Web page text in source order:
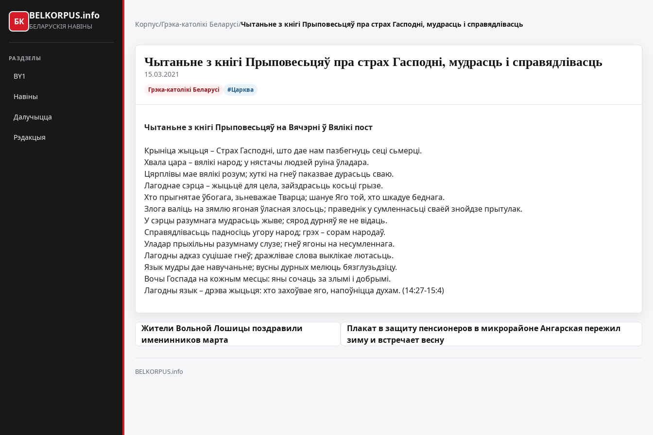
БК
BELKORPUS.info
БЕЛАРУСКІЯ НАВІНЫ
РАЗДЗЕЛЫ
BY1
Навіны
Далучыцца
Рэдакцыя
Корпус/Грэка-католікі Беларусі/Чытаньне з кнігі Прыповесьцяў пра страх Гасподні, мудрасць і справядлівасць
Чытаньне з кнігі Прыповесьцяў пра страх Гасподні, мудрасць і справядлівасць
15.03.2021
Грэка-католікі Беларусі #Царква
Чытаньне з кнігі Прыповесьцяў на Вячэрні ў Вялікі пост
Крыніца жыцьця – Страх Гасподні, што дае нам пазбегнуць сеці сьмерці.
Хвала цара – вялікі народ; у нястачы людзей руіна ўладара.
Цярплівы мае вялікі розум; хуткі на гнеў паказвае дурасьць сваю.
Лагоднае сэрца – жыцьцё для цела, зайздрасьць косьці грызе.
Хто прыгнятае ўбогага, зьневажае Тварца; шануе Яго той, хто шкадуе беднага.
Злога валіць на зямлю ягоная ўласная злосьць; праведнік у сумленнасьці сваёй знойдзе прытулак.
У сэрцы разумнага мудрасьць жыве; сярод дурняў яе не відаць.
Справядлівасьць падносіць угору народ; грэх – сорам народаў.
Уладар прыхільны разумнаму слузе; гнеў ягоны на несумленнага.
Лагодны адказ суцішае гнеў; дражлівае слова выклікае лютасьць.
Язык мудры дае навучаньне; вусны дурных мелюць бязглузьдзіцу.
Вочы Госпада на кожным месцы: яны сочаць за злымі і добрымі.
Лагодны язык – дрэва жыцьця: хто захоўвае яго, напоўніцца духам. (14:27-15:4)
Навігацыя па запісах
Жители Вольной Лошицы поздравили
именинников марта
Плакат в защиту пенсионеров в микрорайоне Ангарская пережил
зиму и встречает весну
BELKORPUS.info